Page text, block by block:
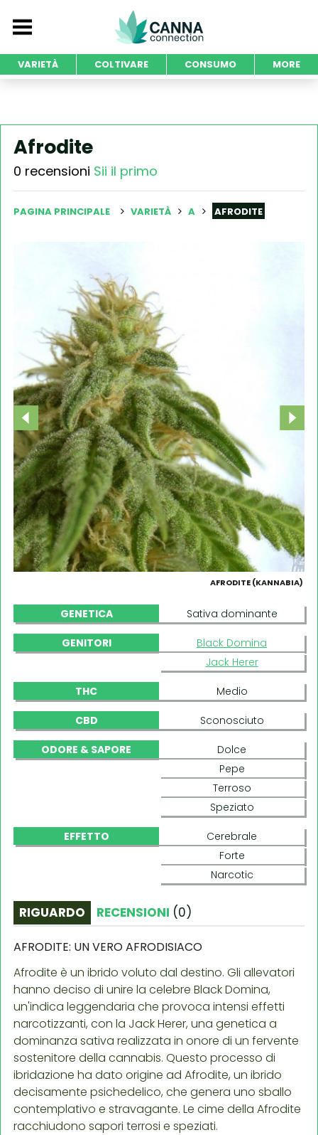
VARIETÀ COLTIVARE CONSUMO MORE
Afrodite
0 recensioni Sii il primo
PAGINA PRINCIPALE VARIETÀ A AFRODITE
AFRODITE (KANNABIA)
GENETICA Sativa dominante
GENITORI
Black Domina
Jack Herer
THC Medio
CBD Sconosciuto
ODORE & SAPORE
Dolce
Pepe
Terroso
Speziato
EFFETTO
Cerebrale
Forte
Narcotic
RIGUARDO RECENSIONI (0)
AFRODITE: UN VERO AFRODISIACO
Afrodite è un ibrido voluto dal destino. Gli allevatori
hanno deciso di unire la celebre Black Domina,
un'indica leggendaria che provoca intensi effetti
narcotizzanti, con la Jack Herer, una genetica a
dominanza sativa realizzata in onore di un fervente
sostenitore della cannabis. Questo processo di
ibridazione ha dato origine ad Afrodite, un ibrido
decisamente psichedelico, che genera uno sballo
contemplativo e stravagante. Le cime della Afrodite
racchiudono sapori terrosi e speziati.